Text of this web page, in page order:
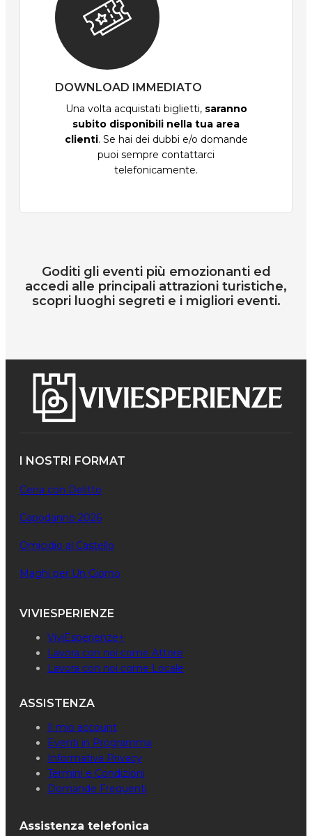
DOWNLOAD IMMEDIATO
Una volta acquistati biglietti, saranno
subito disponibili nella tua area
clienti. Se hai dei dubbi e/o domande
puoi sempre contattarci
telefonicamente.
Goditi gli eventi più emozionanti ed
accedi alle principali attrazioni turistiche,
scopri luoghi segreti e i migliori eventi.
I NOSTRI FORMAT
Cena con Delitto
Capodanno 2026
Omicidio al Castello
Maghi per Un Giorno
VIVIESPERIENZE
ViviEsperienze+
Lavora con noi come Attore
Lavora con noi come Locale
ASSISTENZA
Il mio account
Eventi in Programma
Informativa Privacy
Termini e Condizioni
Domande Frequenti
Assistenza telefonica